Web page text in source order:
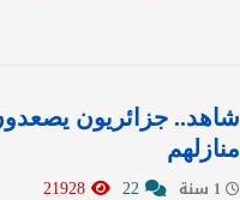
شاهد.. جزائريون
منازلهم